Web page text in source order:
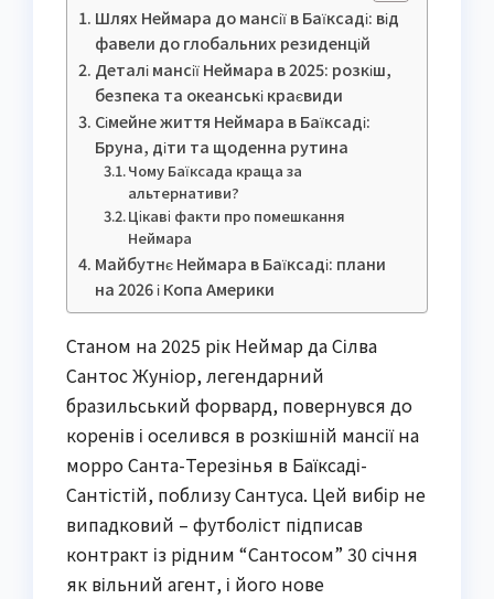
Шлях Неймара до мансії в Баїксаді: від
фавели до глобальних резиденцій
Деталі мансії Неймара в 2025: розкіш,
безпека та океанські краєвиди
Сімейне життя Неймара в Баїксаді:
Бруна, діти та щоденна рутина
Чому Баїксада краща за
альтернативи?
Цікаві факти про помешкання
Неймара
Майбутнє Неймара в Баїксаді: плани
на 2026 і Копа Америки
Станом на 2025 рік Неймар да Сілва
Сантос Жуніор, легендарний
бразильський форвард, повернувся до
коренів і оселився в розкішній мансії на
морро Санта-Терезінья в Баїксаді-
Сантістій, поблизу Сантуса. Цей вибір не
випадковий – футболіст підписав
контракт із рідним “Сантосом” 30 січня
як вільний агент, і його нове